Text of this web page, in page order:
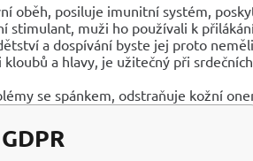
oběh, posiluje imunitní systém,
stimulant, muži ho používali k
a dospívání byste jej proto
a hlavy, je užitečný při
se spánkem, odstraňuje kožní
gastrointestinálního traktu, ledvin,
ran, snižuje krvácení, zlepšuje